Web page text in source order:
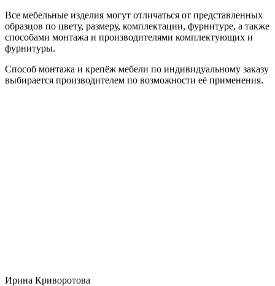
Все мебельные изделия могут отличаться от представленных
образцов по цвету, размеру, комплектации, фурнитуре, а также
способами монтажа и производителями комплектующих и
фурнитуры.
Способ монтажа и крепёж мебели по индивидуальному заказу
выбирается производителем по возможности её применения.
Ирина Криворотова